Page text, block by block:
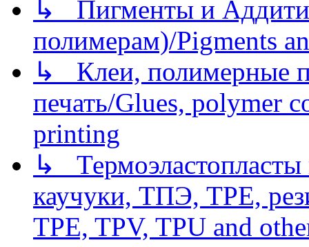
↳ Пигменты и
полимерам)/Pigments
↳ Клеи, полимерные
печать/Glues, polymer
printing
↳
каучуки, ТПЭ, TPE,
TPE, TPV, TPU and